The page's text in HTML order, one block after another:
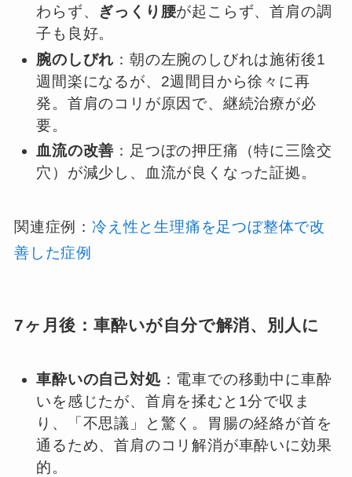
わらず、
ぎっくり腰が起こらず、首肩の調
子も良好。
腕のしびれ ：朝の左腕のしびれは施術後1
週間楽になるが、2週間目から徐々に再
発。首肩のコリが原因で、継続治療が必
要。
血流の改善 ：足つぼの押圧痛（特に三陰交
穴）が減少し、血流が良くなった証拠。
関連症例： 冷え性と生理痛を足つぼ整体で改
善した症例
7ヶ月後：車酔いが自分で解消、別人に
車酔いの自己対処：電車での移動中に車酔
いを感じたが、首肩を揉むと1分で収ま
り、「不思議」と驚く。胃腸の経絡が首を
通るため、首肩のコリ解消が車酔いに効果
的。